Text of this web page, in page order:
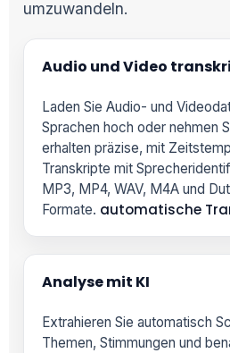
umzuwandeln.
Audio und Video
Laden Sie Audio- und
Sprachen hoch oder nehmen
erhalten präzise, mit
Transkripte mit
MP3, MP4, WAV, M4A und
Formate. automatische
Analyse mit KI
Extrahieren Sie automatisch
Themen, Stimmungen und